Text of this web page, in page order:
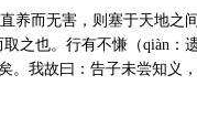
之也。行有不慊（qiàn：
。我故曰：告子未尝知义